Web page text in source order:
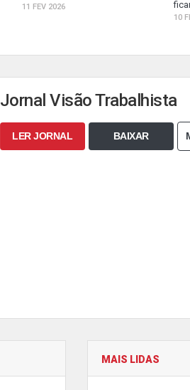
11 FEV 2026
10
Jornal Visão Trabalhista
LER JORNAL BAIXAR
MAIS LIDAS